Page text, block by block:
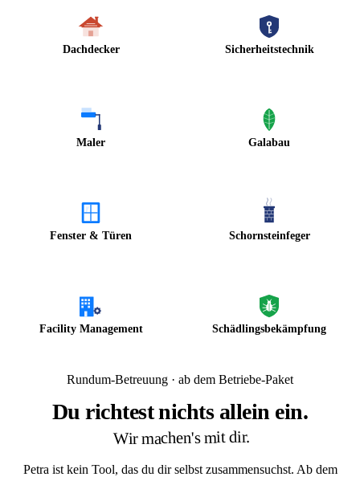
Dachdecker Sicherheitstechnik
Maler Galabau
Fenster & Türen Schornsteinfeger
Facility Management Schädlingsbekämpfung
Rundum-Betreuung · ab dem Betriebe-Paket
Du richtest nichts allein ein.
Wir machen's mit dir.
Petra ist kein Tool, das du dir selbst zusammensuchst. Ab dem